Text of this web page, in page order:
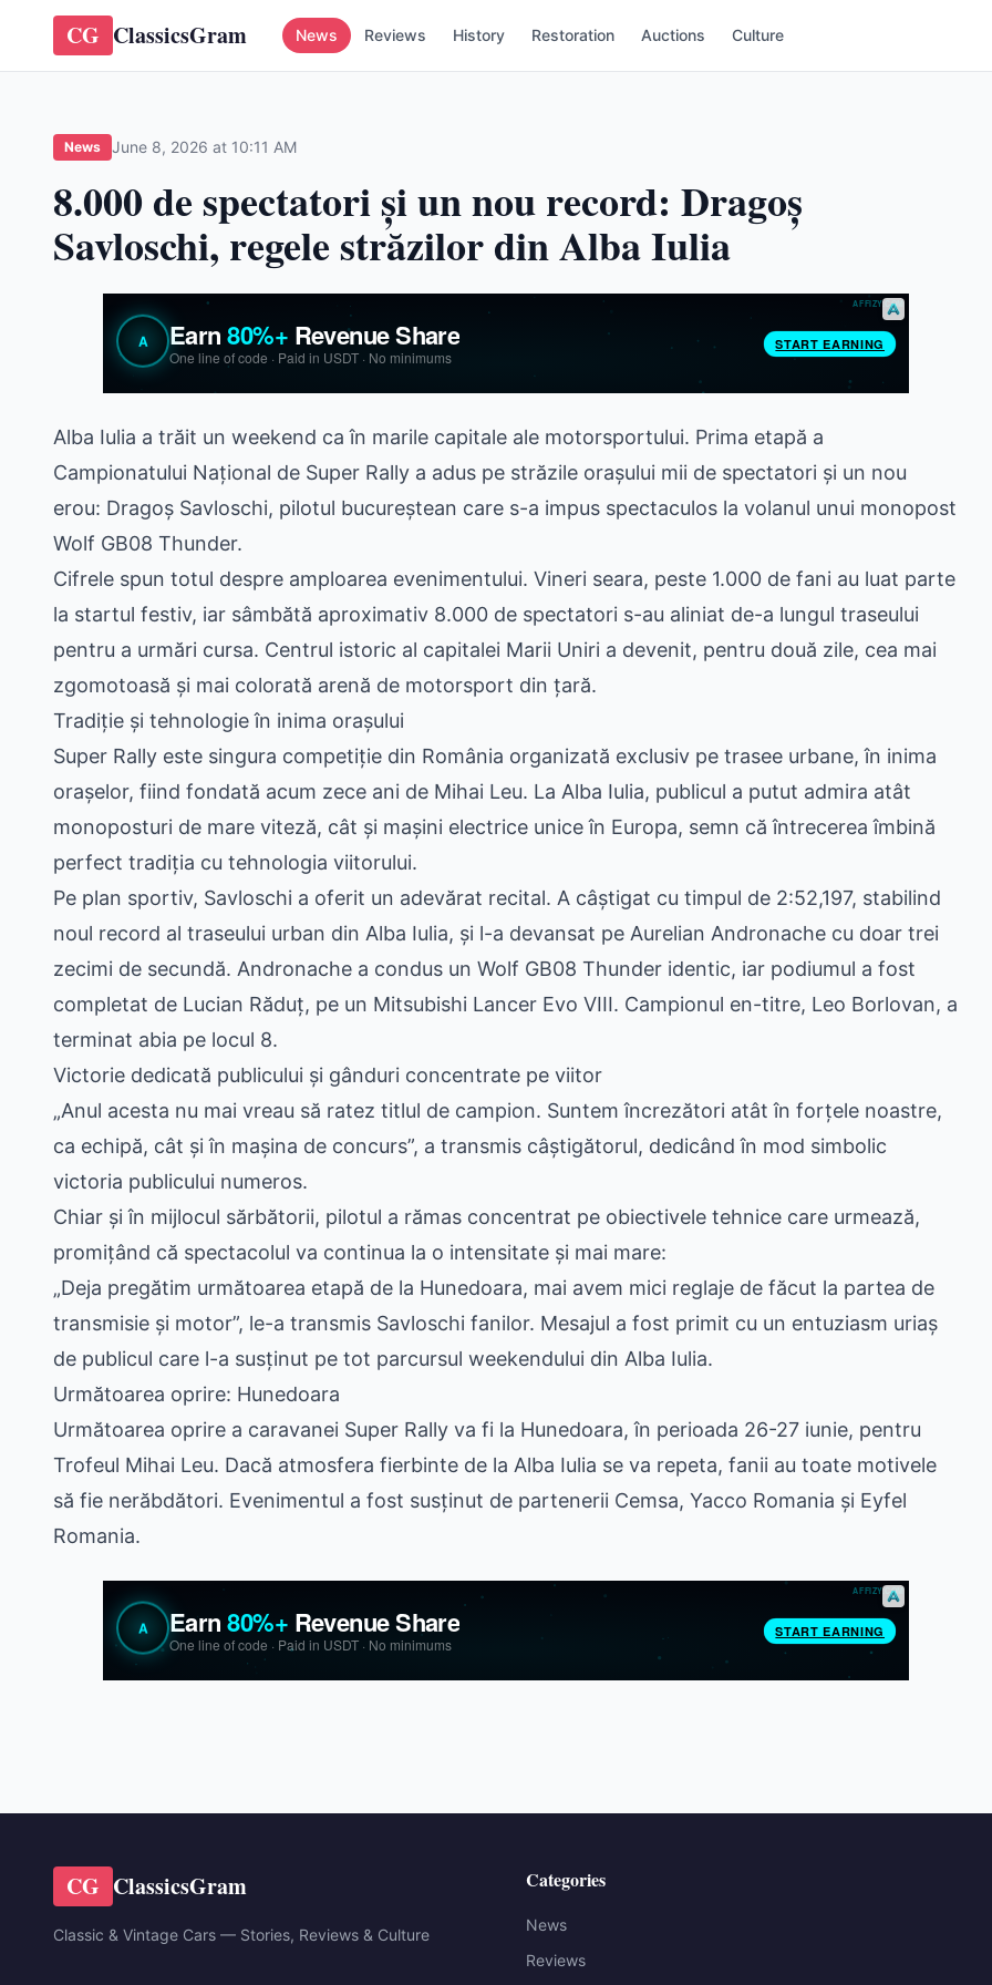
CG ClassicsGram News Reviews History Restoration Auctions Culture
News June 8, 2026 at 10:11 AM
8.000 de spectatori și un nou record: Dragoș
Savloschi, regele străzilor din Alba Iulia
Alba Iulia a trăit un weekend ca în marile capitale ale motorsportului. Prima etapă a
Campionatului Național de Super Rally a adus pe străzile orașului mii de spectatori și un nou
erou: Dragoș Savloschi, pilotul bucureștean care s-a impus spectaculos la volanul unui monopost
Wolf GB08 Thunder.
Cifrele spun totul despre amploarea evenimentului. Vineri seara, peste 1.000 de fani au luat parte
la startul festiv, iar sâmbătă aproximativ 8.000 de spectatori s-au aliniat de-a lungul traseului
pentru a urmări cursa. Centrul istoric al capitalei Marii Uniri a devenit, pentru două zile, cea mai
zgomotoasă și mai colorată arenă de motorsport din țară.
Tradiție și tehnologie în inima orașului
Super Rally este singura competiție din România organizată exclusiv pe trasee urbane, în inima
orașelor, fiind fondată acum zece ani de Mihai Leu. La Alba Iulia, publicul a putut admira atât
monoposturi de mare viteză, cât și mașini electrice unice în Europa, semn că întrecerea îmbină
perfect tradiția cu tehnologia viitorului.
Pe plan sportiv, Savloschi a oferit un adevărat recital. A câștigat cu timpul de 2:52,197, stabilind
noul record al traseului urban din Alba Iulia, și l-a devansat pe Aurelian Andronache cu doar trei
zecimi de secundă. Andronache a condus un Wolf GB08 Thunder identic, iar podiumul a fost
completat de Lucian Răduț, pe un Mitsubishi Lancer Evo VIII. Campionul en-titre, Leo Borlovan, a
terminat abia pe locul 8.
Victorie dedicată publicului și gânduri concentrate pe viitor
„Anul acesta nu mai vreau să ratez titlul de campion. Suntem încrezători atât în forțele noastre,
ca echipă, cât și în mașina de concurs”, a transmis câștigătorul, dedicând în mod simbolic
victoria publicului numeros.
Chiar și în mijlocul sărbătorii, pilotul a rămas concentrat pe obiectivele tehnice care urmează,
promițând că spectacolul va continua la o intensitate și mai mare:
„Deja pregătim următoarea etapă de la Hunedoara, mai avem mici reglaje de făcut la partea de
transmisie și motor”, le-a transmis Savloschi fanilor. Mesajul a fost primit cu un entuziasm uriaș
de publicul care l-a susținut pe tot parcursul weekendului din Alba Iulia.
Următoarea oprire: Hunedoara
Următoarea oprire a caravanei Super Rally va fi la Hunedoara, în perioada 26-27 iunie, pentru
Trofeul Mihai Leu. Dacă atmosfera fierbinte de la Alba Iulia se va repeta, fanii au toate motivele
să fie nerăbdători. Evenimentul a fost susținut de partenerii Cemsa, Yacco Romania și Eyfel
Romania.
CG ClassicsGram
Classic & Vintage Cars — Stories, Reviews & Culture
Categories
News
Reviews